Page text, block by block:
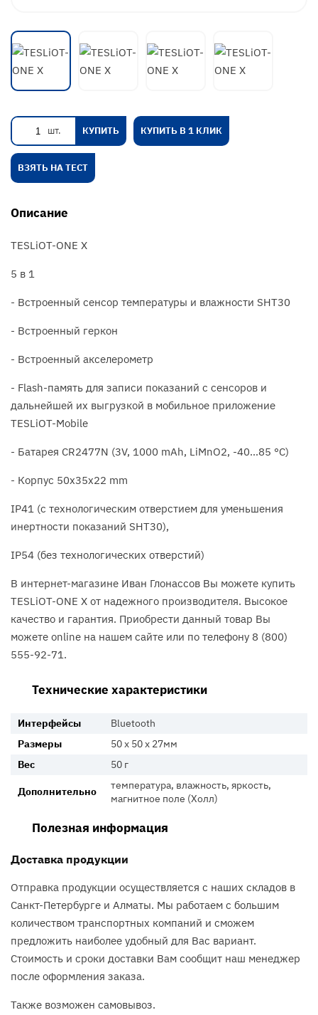
шт. КУПИТЬ КУПИТЬ В 1 КЛИК
ВЗЯТЬ НА ТЕСТ
Описание
TESLiOT-ONE X
5 в 1
- Встроенный сенсор температуры и влажности SHT30
- Встроенный геркон
- Встроенный акселерометр
- Flash-память для записи показаний с сенсоров и
дальнейшей их выгрузкой в мобильное приложение
TESLiOT-Mobile
- Батарея CR2477N (3V, 1000 mAh, LiMnO2, -40...85 °C)
- Корпус 50х35х22 mm
IP41 (с технологическим отверстием для уменьшения
инертности показаний SHT30),
IP54 (без технологических отверстий)
В интернет-магазине Иван Глонассов Вы можете купить
TESLiOT-ONE X от надежного производителя. Высокое
качество и гарантия. Приобрести данный товар Вы
можете online на нашем сайте или по телефону 8 (800)
555-92-71.
Технические характеристики
Интерфейсы
Bluetooth
Размеры
50 х 50 х 27мм
Вес
50 г
Дополнительно
температура, влажность, яркость,
магнитное поле (Холл)
Полезная информация
Доставка продукции
Отправка продукции осуществляется с наших складов в
Санкт-Петербурге и Алматы. Мы работаем с большим
количеством транспортных компаний и сможем
предложить наиболее удобный для Вас вариант.
Стоимость и сроки доставки Вам сообщит наш менеджер
после оформления заказа.
Также возможен самовывоз.